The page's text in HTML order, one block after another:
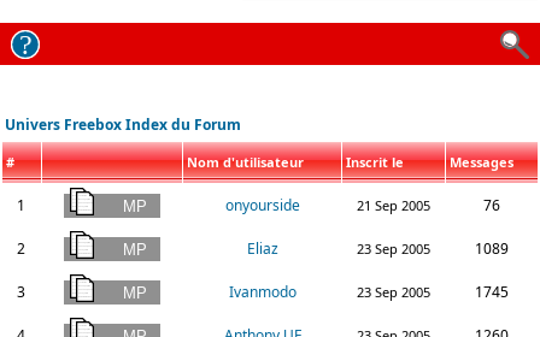
Univers Freebox Index du Forum
# Nom d'utilisateur Inscrit le Messages
1 onyourside 21 Sep 2005 76
2 Eliaz 23 Sep 2005 1089
3 Ivanmodo 23 Sep 2005 1745